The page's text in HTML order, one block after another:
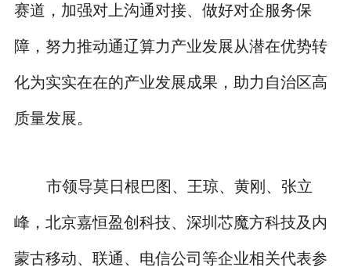
赛道，加强对上沟通对接、做好对企服务保
障，努力推动通辽算力产业发展从潜在优势转
化为实实在在的产业发展成果，助力自治区高
质量发展。
市领导莫日根巴图、王琼、黄刚、张立
峰，北京嘉恒盈创科技、深圳芯魔方科技及内
蒙古移动、联通、电信公司等企业相关代表参